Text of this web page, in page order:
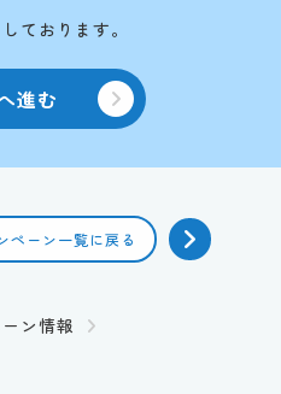
ております。
進む
ペーン一覧に戻る
ン情報